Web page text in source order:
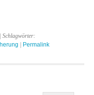
| Schlagwörter:
| Permalink